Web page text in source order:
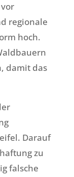
regionale
hoch.
damit das
Darauf
zu
falsche